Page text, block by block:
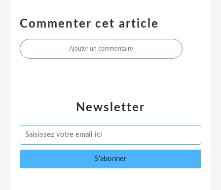
Commenter cet article
Ajouter un commentaire
Newsletter